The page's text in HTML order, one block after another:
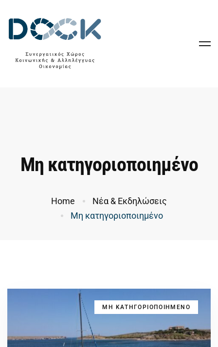
Μη κατηγοριοποιημένο
Home
Νέα & Εκδηλώσεις
Μη κατηγοριοποιημένο
ΜΗ ΚΑΤΗΓΟΡΙΟΠΟΙΗΜΕΝΟ